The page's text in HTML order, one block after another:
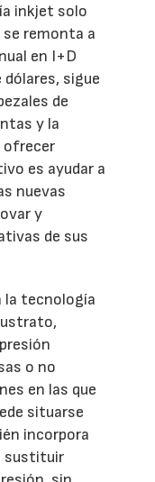
inkjet solo
se remonta a
en I+D
sigue
de
y la
ofrecer
es ayudar a
nuevas
y
de sus
la tecnología
o no
en las que
situarse
incorpora
sustituir